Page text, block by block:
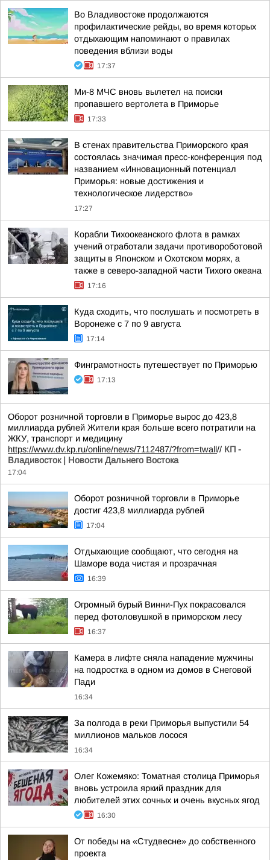
Во Владивостоке продолжаются
профилактические рейды, во время которых
отдыхающим напоминают о правилах
поведения вблизи воды
17:37
Ми-8 МЧС вновь вылетел на поиски
пропавшего вертолета в Приморье
17:33
В стенах правительства Приморского края
состоялась значимая пресс-конференция под
названием «Инновационный потенциал
Приморья: новые достижения и
технологическое лидерство»
17:27
Корабли Тихоокеанского флота в рамках
учений отработали задачи противороботовой
защиты в Японском и Охотском морях, а
также в северо-западной части Тихого океана
17:16
Куда сходить, что послушать и посмотреть в
Воронеже с 7 по 9 августа
17:14
Финграмотность путешествует по Приморью
17:13
Оборот розничной торговли в Приморье вырос до 423,8
миллиарда рублей Жители края больше всего потратили на
ЖКУ, транспорт и медицину
https://www.dv.kp.ru/online/news/7112487/?from=twall// КП -
Владивосток | Новости Дальнего Востока
17:04
Оборот розничной торговли в Приморье
достиг 423,8 миллиарда рублей
17:04
Отдыхающие сообщают, что сегодня на
Шаморе вода чистая и прозрачная
16:39
Огромный бурый Винни-Пух покрасовался
перед фотоловушкой в приморском лесу
16:37
Камера в лифте сняла нападение мужчины
на подростка в одном из домов в Снеговой
Пади
16:34
За полгода в реки Приморья выпустили 54
миллионов мальков лосося
16:34
Олег Кожемяко: Томатная столица Приморья
вновь устроила яркий праздник для
любителей этих сочных и очень вкусных ягод
16:30
От победы на «Студвесне» до собственного
проекта